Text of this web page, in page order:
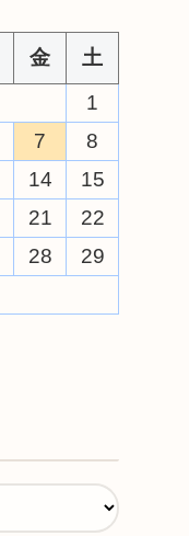
金
土
1
7
8
14
15
21
22
28
29